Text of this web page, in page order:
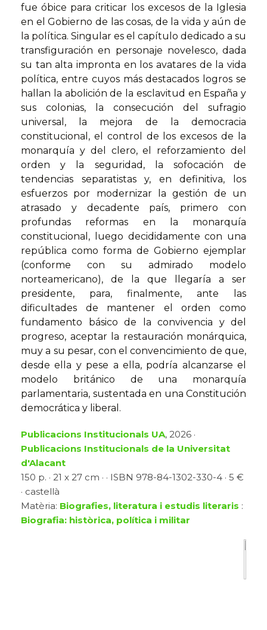
fue óbice para criticar los excesos de la Iglesia
en el Gobierno de las cosas, de la vida y aún de
la política. Singular es el capítulo dedicado a su
transfiguración en personaje novelesco, dada
su tan alta impronta en los avatares de la vida
política, entre cuyos más destacados logros se
hallan la abolición de la esclavitud en España y
sus colonias, la consecución del sufragio
universal, la mejora de la democracia
constitucional, el control de los excesos de la
monarquía y del clero, el reforzamiento del
orden y la seguridad, la sofocación de
tendencias separatistas y, en definitiva, los
esfuerzos por modernizar la gestión de un
atrasado y decadente país, primero con
profundas reformas en la monarquía
constitucional, luego decididamente con una
república como forma de Gobierno ejemplar
(conforme con su admirado modelo
norteamericano), de la que llegaría a ser
presidente, para, finalmente, ante las
dificultades de mantener el orden como
fundamento básico de la convivencia y del
progreso, aceptar la restauración monárquica,
muy a su pesar, con el convencimiento de que,
desde ella y pese a ella, podría alcanzarse el
modelo británico de una monarquía
parlamentaria, sustentada en una Constitución
democrática y liberal.
Publicacions Institucionals UA, 2026 ·
Publicacions Institucionals de la Universitat
d'Alacant
150 p. · 21 x 27 cm · · ISBN 978-84-1302-330-4 · 5 €
· castellà
Matèria: Biografies, literatura i estudis literaris :
Biografia: històrica, política i militar